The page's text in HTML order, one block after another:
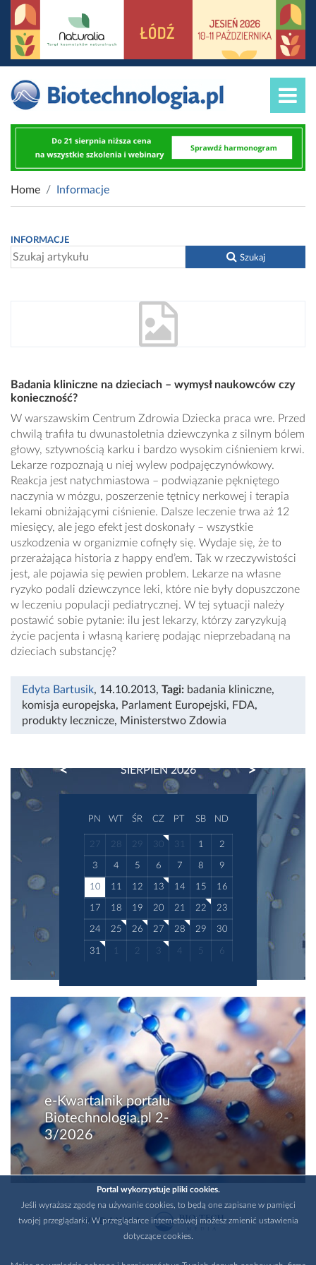
Home Informacje
INFORMACJE
Szukaj
Badania kliniczne na dzieciach – wymysł naukowców czy
konieczność?
W warszawskim Centrum Zdrowia Dziecka praca wre. Przed
chwilą trafiła tu dwunastoletnia dziewczynka z silnym bólem
głowy, sztywnością karku i bardzo wysokim ciśnieniem krwi.
Lekarze rozpoznają u niej wylew podpajęczynówkowy.
Reakcja jest natychmiastowa – podwiązanie pękniętego
naczynia w mózgu, poszerzenie tętnicy nerkowej i terapia
lekami obniżającymi ciśnienie. Dalsze leczenie trwa aż 12
miesięcy, ale jego efekt jest doskonały – wszystkie
uszkodzenia w organizmie cofnęły się. Wydaje się, że to
przerażająca historia z happy end’em. Tak w rzeczywistości
jest, ale pojawia się pewien problem. Lekarze na własne
ryzyko podali dziewczynce leki, które nie były dopuszczone
w leczeniu populacji pediatrycznej. W tej sytuacji należy
postawić sobie pytanie: ilu jest lekarzy, którzy zaryzykują
życie pacjenta i własną karierę podając nieprzebadaną na
dzieciach substancję?
Edyta Bartusik, 14.10.2013, Tagi: badania kliniczne,
komisja europejska, Parlament Europejski, FDA,
produkty lecznicze, Ministerstwo Zdowia
SIERPIEŃ 2026
PREVIOUS NEXT
PN WT ŚR CZ PT SB ND
27 28 29 30 31 1 2
3 4 5 6 7 8 9
10 11 12 13 14 15 16
17 18 19 20 21 22 23
24 25 26 27 28 29 30
31 1 2 3 4 5 6
e-Kwartalnik portalu
Biotechnologia.pl 2-
3/2026
WYDAWCA
Portal wykorzystuje pliki cookies.
Jeśli wyrażasz zgodę na używanie cookies, to będą one zapisane w pamięci
twojej przeglądarki. W przeglądarce internetowej możesz zmienić ustawienia
dotyczące cookies.